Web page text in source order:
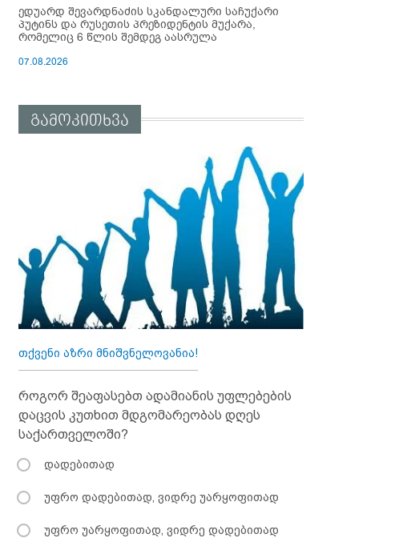
ედუარდ შევარდნაძის სკანდალური საჩუქარი
პუტინს და რუსეთის პრეზიდენტის მუქარა,
რომელიც 6 წლის შემდეგ აასრულა
07.08.2026
გამოკითხვა
თქვენი აზრი მნიშვნელოვანია!
როგორ შეაფასებთ ადამიანის უფლებების
დაცვის კუთხით მდგომარეობას დღეს
საქართველოში?
დადებითად
უფრო დადებითად, ვიდრე უარყოფითად
უფრო უარყოფითად, ვიდრე დადებითად